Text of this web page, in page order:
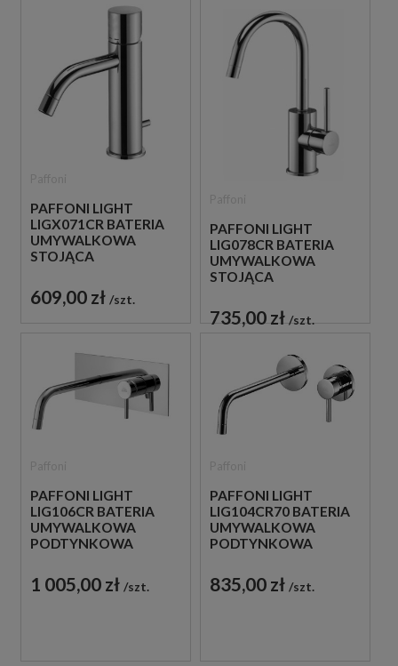
PAFFONI LIGHT
LIGX071CR BATERIA
UMYWALKOWA
STOJĄCA
CHROM
609,00 zł szt.
PAFFONI LIGHT
LIG078CR BATERIA
UMYWALKOWA
STOJĄCA
CHROM
735,00 zł szt.
PAFFONI LIGHT
LIG106CR BATERIA
UMYWALKOWA
PODTYNKOWA
CHROM
1 005,00 zł szt.
PAFFONI LIGHT
LIG104CR70 BATERIA
UMYWALKOWA
PODTYNKOWA
CHROM
835,00 zł szt.